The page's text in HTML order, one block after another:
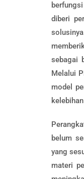
diberi
sebagai
Melalui
model
belum
yang
materi